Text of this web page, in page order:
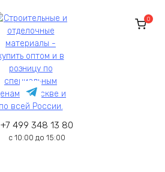
+7 499 348 13 80
с 10:00 до 15:00
0